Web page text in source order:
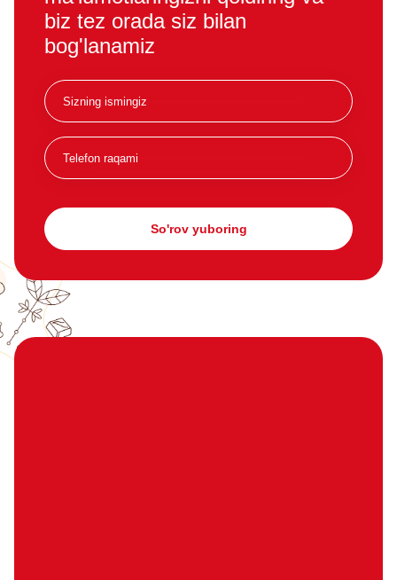
biz tez orada siz bilan
bog'lanamiz
So'rov yuboring